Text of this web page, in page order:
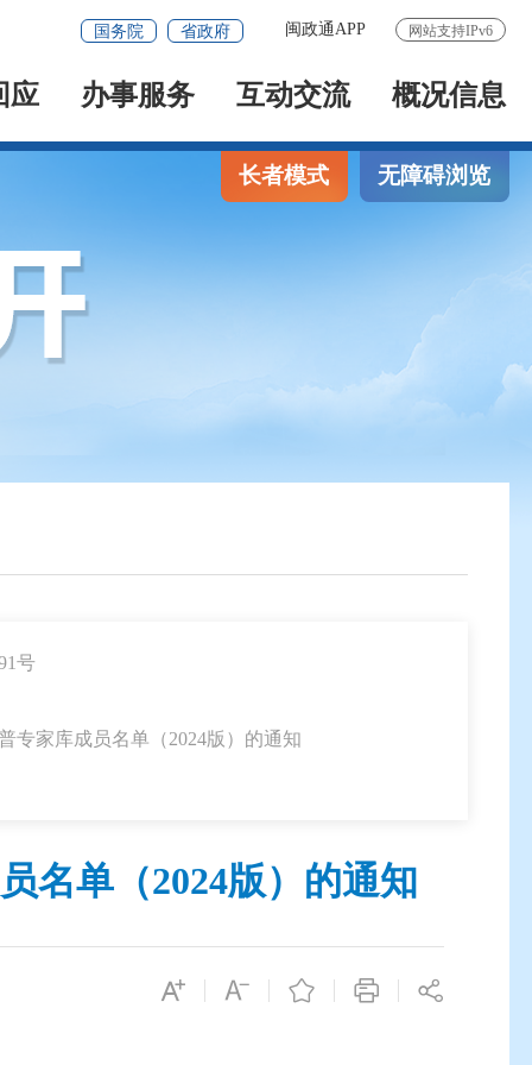
网站支持IPv6
闽政通APP
国务院 省政府
应 办事服务 互动交流 概况信息
长者模式 无障碍浏览
号
专家库成员名单（2024版）的通知
名单（2024版）的通知